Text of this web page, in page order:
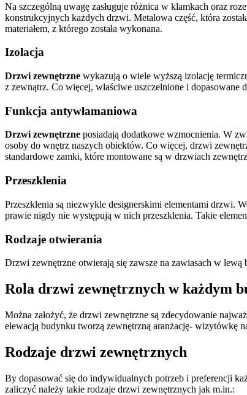
Na szczególną uwagę zasługuje różnica w klamkach oraz
konstrukcyjnych każdych drzwi. Metalowa część, która
materiałem, z którego została wykonana.
Izolacja
Drzwi zewnętrzne wykazują o wiele wyższą izolację
z zewnątrz. Co więcej, właściwe uszczelnione i
Funkcja antywłamaniowa
Drzwi zewnętrzne posiadają dodatkowe wzmocnienia. W
osoby do wnętrz naszych obiektów. Co więcej, drzwi
standardowe zamki, które montowane są w drzwiach
Przeszklenia
Przeszklenia są niezwykle designerskimi elementami drzwi.
prawie nigdy nie występują w nich przeszklenia. Takie
Rodzaje otwierania
Drzwi zewnętrzne otwierają się zawsze na zawiasach w
Rola drzwi zewnętrznych w każdym
Można założyć, że drzwi zewnętrzne są zdecydowanie
elewacją budynku tworzą zewnętrzną aranżację- wizytówkę
Rodzaje drzwi zewnętrznych
By dopasować się do indywidualnych potrzeb i preferencji
zaliczyć należy takie rodzaje drzwi zewnętrznych jak m.in.: